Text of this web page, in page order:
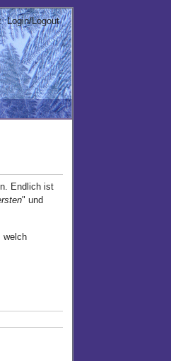
Login/Logout
Endlich ist
" und
welch